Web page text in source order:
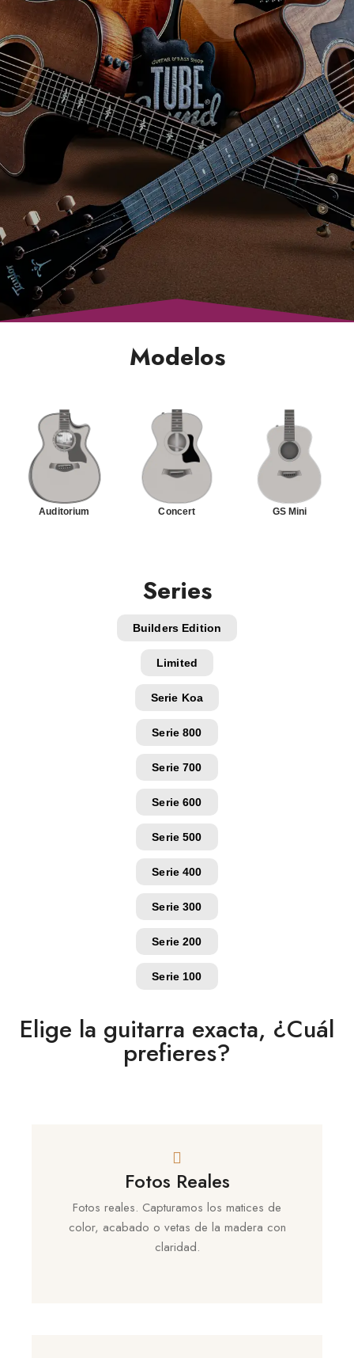
Modelos
Auditorium Concert GS Mini
Series
Builders Edition
Limited
Serie Koa
Serie 800
Serie 700
Serie 600
Serie 500
Serie 400
Serie 300
Serie 200
Serie 100
Elige la guitarra exacta, ¿Cuál
prefieres?
Fotos Reales
Fotos reales. Capturamos los matices de
color, acabado o vetas de la madera con
claridad.